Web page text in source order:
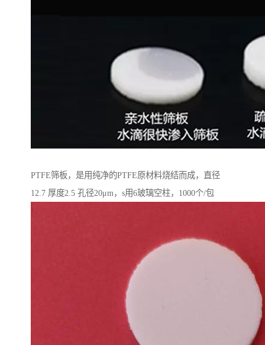
PTFE筛板，是用纯净的PTFE原材料烧结而成，直径
12.7 厚度2.5 孔径20μm，s用6玻璃空柱，1000个/包